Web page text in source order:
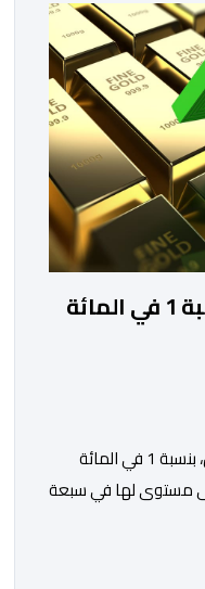
المملكة،
[…]
ارتفعت أسعار الذهب، اليوم الخميس، بنسبة 1 في المائة
مستوى لها في سبعة